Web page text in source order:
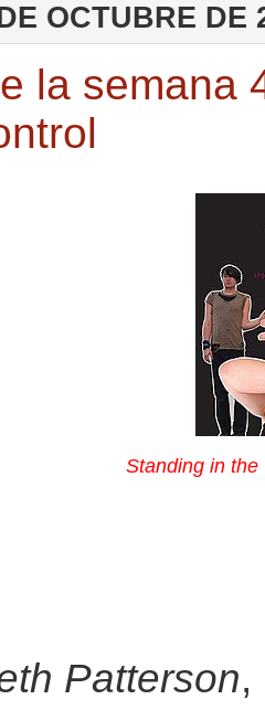
OCTUBRE DE
la semana
Standing in
Patterson,